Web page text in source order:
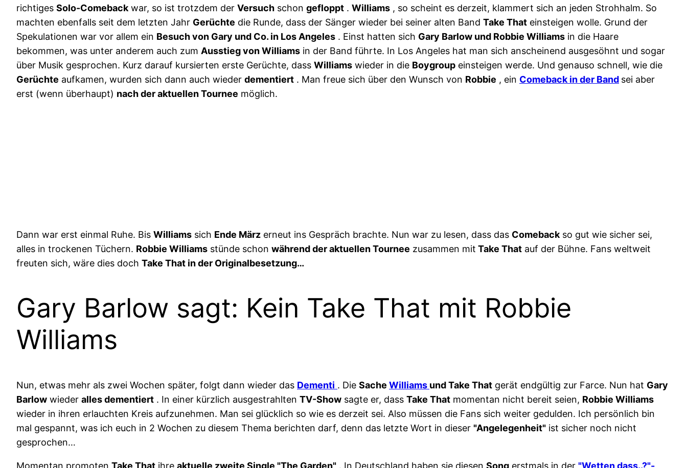
richtiges Solo-Comebackwar, so ist trotzdem der Versuch schon gefloppt . Williams , so scheint es derzeit, klammert sich an jeden Strohhalm. So
machten ebenfalls seit dem letzten Jahr Gerüchte die Runde, dass der Sänger wieder bei seiner alten Band Take That einsteigen wolle. Grund der
Spekulationen war vor allem ein Besuch von Gary und Co. in Los Angeles . Einst hatten sich Gary Barlow und Robbie Williams in die Haare
bekommen, was unter anderem auch zum Ausstieg von Williams in der Band führte. In Los Angeles hat man sich anscheinend ausgesöhnt und sogar
über Musik gesprochen. Kurz darauf kursierten erste Gerüchte, dass Williams wieder in die Boygroup einsteigen werde. Und genauso schnell, wie die
Gerüchte aufkamen, wurden sich dann auch wieder dementiert . Man freue sich über den Wunsch von Robbie , ein Comeback in der Band sei aber
erst (wenn überhaupt) nach der aktuellen Tournee möglich.
Dann war erst einmal Ruhe. Bis Williams sich Ende März erneut ins Gespräch brachte. Nun war zu lesen, dass das Comebackso gut wie sicher sei,
alles in trockenen Tüchern. Robbie Williams stünde schon während der aktuellen Tournee zusammen mit Take That auf der Bühne. Fans weltweit
freuten sich, wäre dies doch Take That in der Originalbesetzung…
Gary Barlow sagt: Kein Take That mit Robbie
Williams
Nun, etwas mehr als zwei Wochen später, folgt dann wieder das Dementi . Die Sache Williams und Take That gerät endgültig zur Farce. Nun hat Gary
Barlow wieder alles dementiert . In einer kürzlich ausgestrahlten TV-Show sagte er, dass Take That momentan nicht bereit seien, Robbie Williams
wieder in ihren erlauchten Kreis aufzunehmen. Man sei glücklich so wie es derzeit sei. Also müssen die Fans sich weiter gedulden. Ich persönlich bin
mal gespannt, was ich euch in 2 Wochen zu diesem Thema berichten darf, denn das letzte Wort in dieser "Angelegenheit" ist sicher noch nicht
gesprochen…
Momentan promoten Take That ihre aktuelle zweite Single "The Garden" . In Deutschland haben sie diesen Song erstmals in der "Wetten dass..?"-